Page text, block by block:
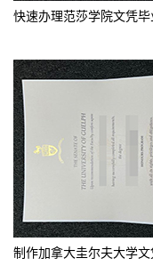
快速办理范莎学院文凭
制作加拿大圭尔夫大学